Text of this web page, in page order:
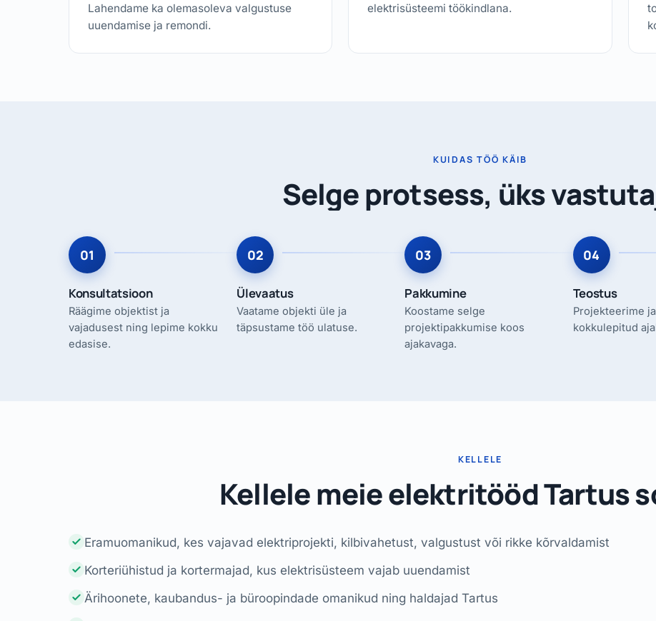
Lahendame ka olemasoleva valgustuse
uuendamise ja remondi.
elektrisüsteemi töökindlana.
KUIDAS TÖÖ KÄIB
Selge protsess, üks
Konsultatsioon
Räägime objektist ja
vajadusest ning lepime kokku
edasise.
Ülevaatus
Vaatame objekti üle ja
täpsustame töö ulatuse.
Pakkumine
Koostame selge
projektipakkumise koos
ajakavaga.
Teostus
Projekteerime
kokkulepitud
KELLELE
Kellele meie elektritööd Tartus
Eramuomanikud, kes vajavad elektriprojekti, kilbivahetust, valgustust või rikke kõrvaldamist
Korteriühistud ja kortermajad, kus elektrisüsteem vajab uuendamist
Ärihoonete, kaubandus- ja büroopindade omanikud ning haldajad Tartus